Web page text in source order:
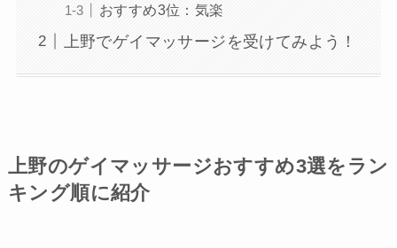
おすすめ3位：気楽
上野でゲイマッサージを受けてみよう！
上野のゲイマッサージおすすめ3選をラン
キング順に紹介